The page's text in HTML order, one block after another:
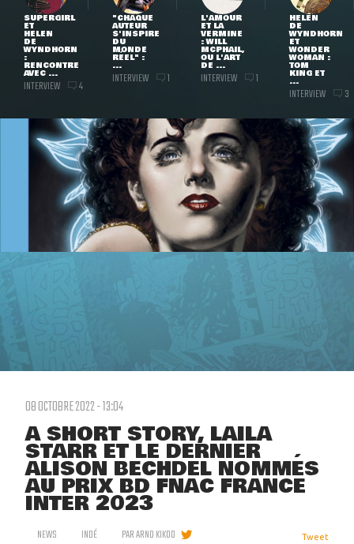
SUPERGIRL
ET
HELEN
DE
WYNDHORN
:
RENCONTRE
AVEC ...
INTERVIEW 4
"CHAQUE
AUTEUR
S'INSPIRE
DU
MONDE
RÉEL" :
...
INTERVIEW 1
L'AMOUR
ET LA
VERMINE
: WILL
MCPHAIL,
OU L'ART
DE ...
INTERVIEW 1
HELEN
DE
WYNDHORN
ET
WONDER
WOMAN :
TOM
KING ET
...
INTERVIEW 3
08 OCTOBRE 2022 - 13:04
A SHORT STORY, LAILA
STARR ET LE DERNIER
ALISON BECHDEL NOMMÉS
AU PRIX BD FNAC FRANCE
INTER 2023
NEWS INDÉ PARARNO KIKOO Tweet